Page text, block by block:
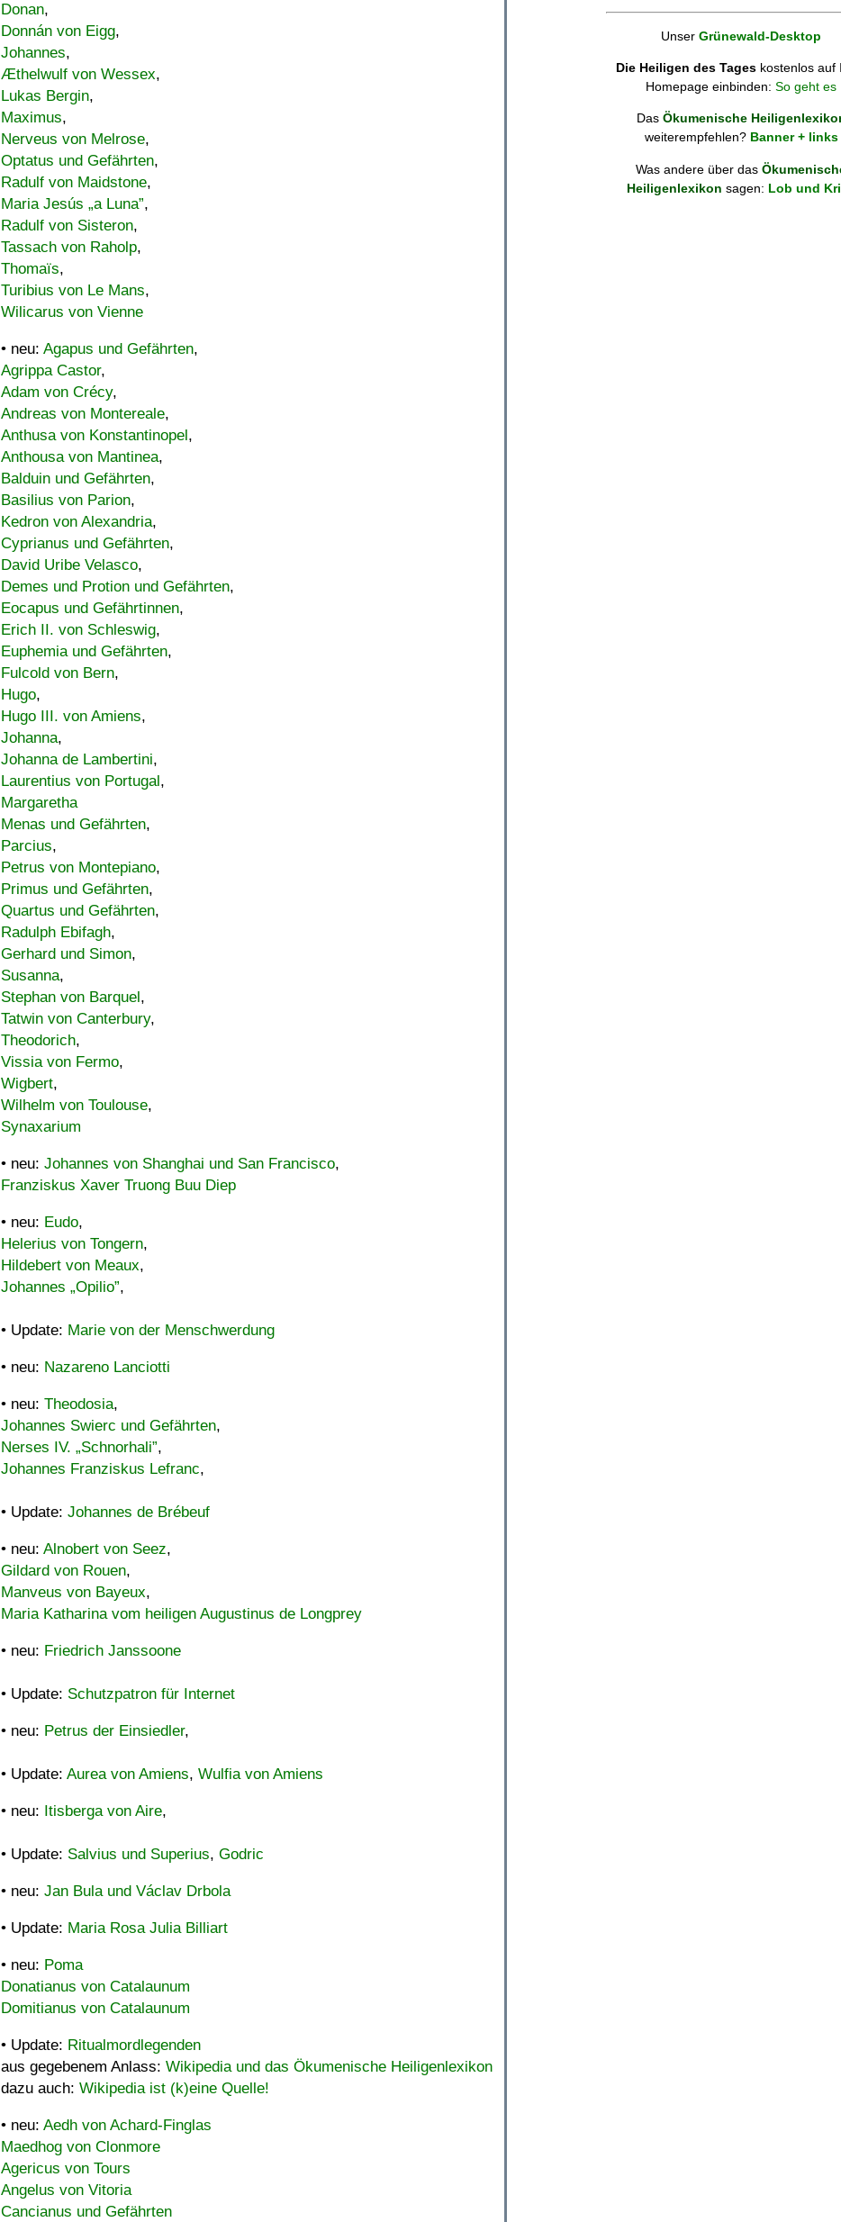
Donan,
Donnán von Eigg,
Johannes,
Æthelwulf von Wessex,
Lukas Bergin,
Maximus,
Nerveus von Melrose,
Optatus und Gefährten,
Radulf von Maidstone,
Maria Jesús „a Luna”,
Radulf von Sisteron,
Tassach von Raholp,
Thomaïs,
Turibius von Le Mans,
Wilicarus von Vienne
• neu: Agapus und Gefährten,
Agrippa Castor,
Adam von Crécy,
Andreas von Montereale,
Anthusa von Konstantinopel,
Anthousa von Mantinea,
Balduin und Gefährten,
Basilius von Parion,
Kedron von Alexandria,
Cyprianus und Gefährten,
David Uribe Velasco,
Demes und Protion und Gefährten,
Eocapus und Gefährtinnen,
Erich II. von Schleswig,
Euphemia und Gefährten,
Fulcold von Bern,
Hugo,
Hugo III. von Amiens,
Johanna,
Johanna de Lambertini,
Laurentius von Portugal,
Margaretha
Menas und Gefährten,
Parcius,
Petrus von Montepiano,
Primus und Gefährten,
Quartus und Gefährten,
Radulph Ebifagh,
Gerhard und Simon,
Susanna,
Stephan von Barquel,
Tatwin von Canterbury,
Theodorich,
Vissia von Fermo,
Wigbert,
Wilhelm von Toulouse,
Synaxarium
• neu: Johannes von Shanghai und San Francisco,
Franziskus Xaver Truong Buu Diep
• neu: Eudo,
Helerius von Tongern,
Hildebert von Meaux,
Johannes „Opilio”,
• Update: Marie von der Menschwerdung
• neu: Nazareno Lanciotti
• neu: Theodosia,
Johannes Swierc und Gefährten,
Nerses IV. „Schnorhali”,
Johannes Franziskus Lefranc,
• Update: Johannes de Brébeuf
• neu: Alnobert von Seez,
Gildard von Rouen,
Manveus von Bayeux,
Maria Katharina vom heiligen Augustinus de Longprey
• neu: Friedrich Janssoone
• Update: Schutzpatron für Internet
• neu: Petrus der Einsiedler,
• Update: Aurea von Amiens, Wulfia von Amiens
• neu: Itisberga von Aire,
• Update: Salvius und Superius, Godric
• neu: Jan Bula und Václav Drbola
• Update: Maria Rosa Julia Billiart
• neu: Poma
Donatianus von Catalaunum
Domitianus von Catalaunum
• Update: Ritualmordlegenden
aus gegebenem Anlass: Wikipedia und das Ökumenische Heiligenlexikon
dazu auch: Wikipedia ist (k)eine Quelle!
• neu: Aedh von Achard-Finglas
Maedhog von Clonmore
Agericus von Tours
Angelus von Vitoria
Cancianus und Gefährten
Unser Grünewald-Desktop
Die Heiligen des Tages kostenlos auf
Homepage einbinden: So geht es
Das Ökumenische
weiterempfehlen? Banner + links
Was andere über das
Heiligenlexikon sagen: Lob und